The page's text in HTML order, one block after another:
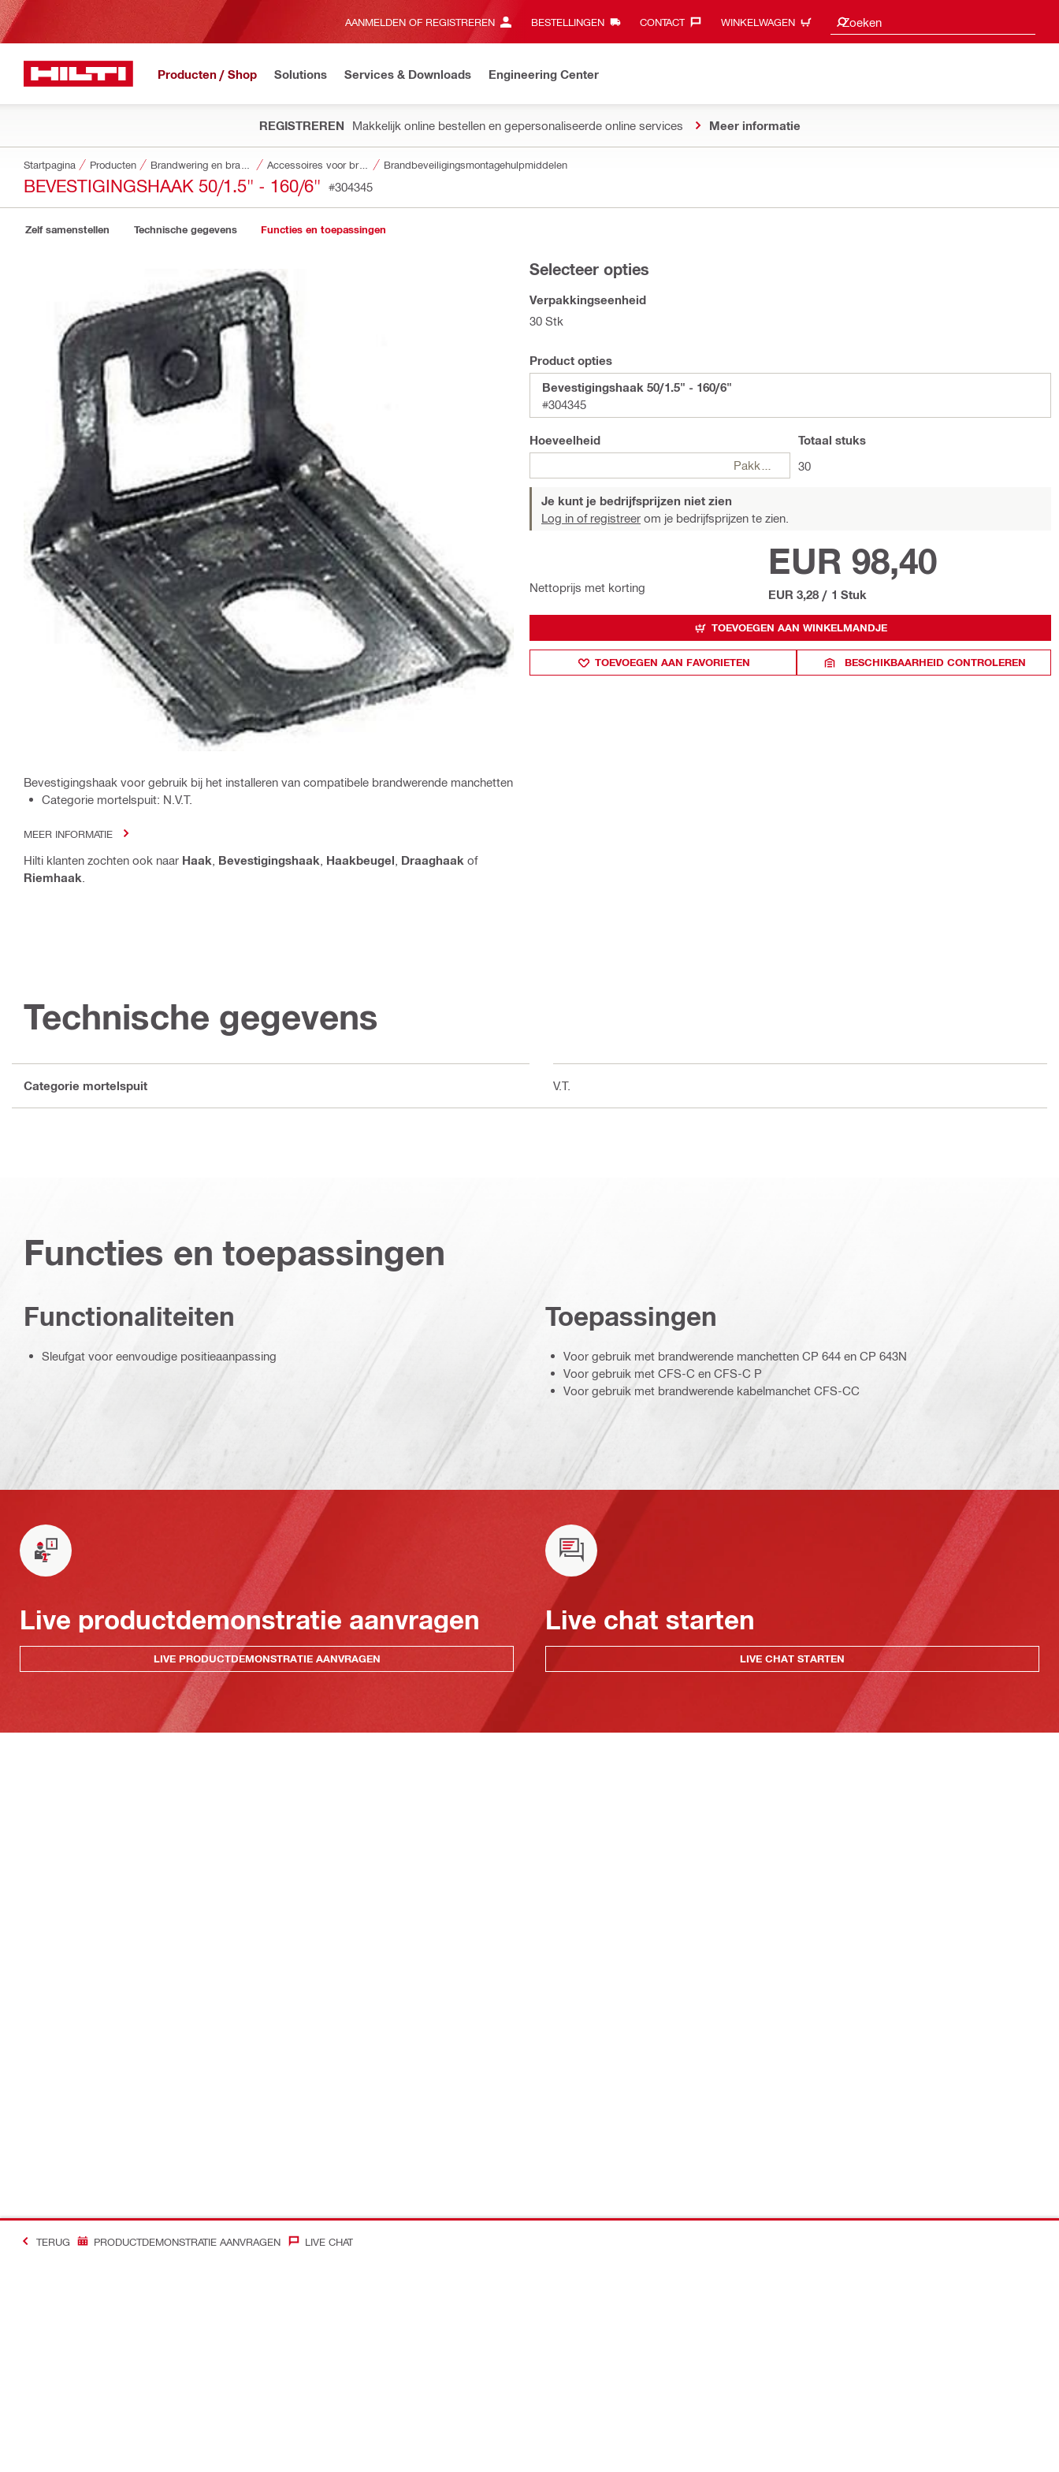
AANMELDEN OF REGISTREREN BESTELLINGEN CONTACT‎ WINKELWAGEN Zoeken
Zoeksuggesties
Producten / Shop Solutions Services & Downloads Engineering Center
REGISTREREN Makkelijk online bestellen en gepersonaliseerde online services Meer informatie
Startpagina Producten Accessoires voor brandwering en brandbeveiliging Brandbeveiligingsmontagehulpmiddelen
BEVESTIGINGSHAAK 50/1.5" - 160/6" #304345
Zelf samenstellen Technische gegevens Functies en toepassingen
Bevestigingshaak voor gebruik bij het installeren van compatibele brandwerende manchetten
Categorie mortelspuit: N.V.T.
MEER INFORMATIE
Hilti klanten zochten ook naar Haak Bevestigingshaak Haakbeugel Draaghaak of
Riemhaak
Selecteer opties
Verpakkingseenheid
30 Stk
Product opties
Bevestigingshaak 50/1.5" - 160/6"
#304345
Hoeveelheid
Pakketten
Totaal stuks
30
Je kunt je bedrijfsprijzen niet zien
Log in of registreer om je bedrijfsprijzen te zien.
Nettoprijs met korting
EUR 98,40
EUR 3,28 / 1 Stuk
TOEVOEGEN AAN WINKELMANDJE
TOEVOEGEN AAN FAVORIETEN BESCHIKBAARHEID CONTROLEREN
Technische gegevens
Categorie mortelspuit N.V.T.
Functies en toepassingen
Functionaliteiten
Sleufgat voor eenvoudige positieaanpassing
Toepassingen
Voor gebruik met brandwerende manchetten CP 644 en CP 643N
Voor gebruik met CFS-C en CFS-C P
Voor gebruik met brandwerende kabelmanchet CFS-CC
Live productdemonstratie aanvragen
LIVE PRODUCTDEMONSTRATIE AANVRAGEN
Live chat starten
LIVE CHAT STARTEN
TERUG PRODUCTDEMONSTRATIE AANVRAGEN LIVE CHAT